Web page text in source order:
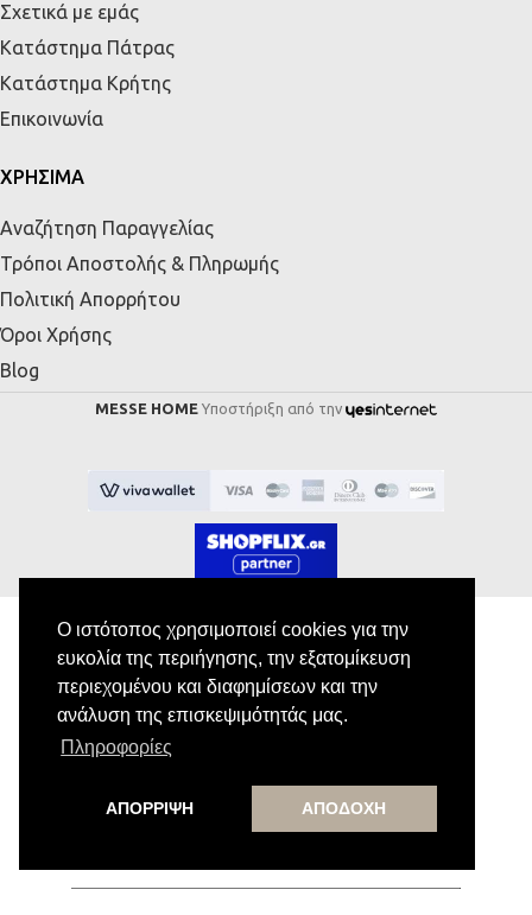
Ο ιστότοπος χρησιμοποιεί cookies για την
ευκολία της περιήγησης, την εξατομίκευση
περιεχομένου και διαφημίσεων και την
ανάλυση της επισκεψιμότητάς μας.
Πληροφορίες
ΑΠΟΡΡΙΨΗ ΑΠΟΔΟΧΗ
Σχετικά με εμάς
Κατάστημα Πάτρας
Κατάστημα Κρήτης
Επικοινωνία
ΧΡΗΣΙΜΑ
Αναζήτηση Παραγγελίας
Τρόποι Αποστολής & Πληρωμής
Πολιτική Απορρήτου
Όροι Χρήσης
Blog
MESSE HOME Υποστήριξη από την
Εγγραφή στο Newsletter
Κάνε εγγραφή στο newsletter μας για να